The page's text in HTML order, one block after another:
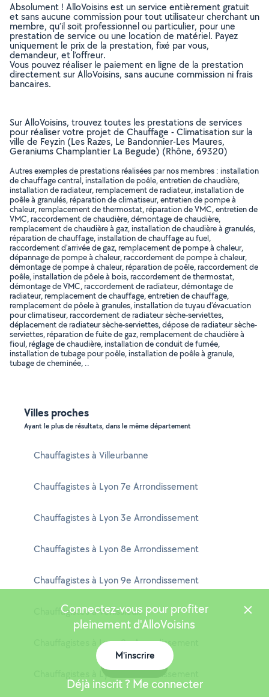
Absolument ! AlloVoisins est un service entièrement gratuit
et sans aucune commission pour tout utilisateur cherchant un
membre, qu’il soit professionnel ou particulier, pour une
prestation de service ou une location de matériel. Payez
uniquement le prix de la prestation, fixé par vous,
demandeur, et l’offreur.
Vous pouvez réaliser le paiement en ligne de la prestation
directement sur AlloVoisins, sans aucune commission ni frais
bancaires.
Sur AlloVoisins, trouvez toutes les prestations de services
pour réaliser votre projet de Chauffage - Climatisation sur la
ville de Feyzin (Les Razes, Le Bandonnier-Les Maures,
Geraniums Champlantier La Begude) (Rhône, 69320)
Autres exemples de prestations réalisées par nos membres : installation
de chauffage central, installation de poêle, entretien de chaudière,
installation de radiateur, remplacement de radiateur, installation de
poêle à granulés, réparation de climatiseur, entretien de pompe à
chaleur, remplacement de thermostat, réparation de VMC, entretien de
VMC, raccordement de chaudière, démontage de chaudière,
remplacement de chaudière à gaz, installation de chaudière à granulés,
réparation de chauffage, installation de chauffage au fuel,
raccordement d'arrivée de gaz, remplacement de pompe à chaleur,
dépannage de pompe à chaleur, raccordement de pompe à chaleur,
démontage de pompe à chaleur, réparation de poêle, raccordement de
poêle, installation de pôele à bois, raccordement de thermostat,
démontage de VMC, raccordement de radiateur, démontage de
radiateur, remplacement de chauffage, entretien de chauffage,
remplacement de pôele à granules, installation de tuyau d'évacuation
pour climatiseur, raccordement de radiateur sèche-serviettes,
déplacement de radiateur sèche-serviettes, dépose de radiateur sèche-
serviettes, réparation de fuite de gaz, remplacement de chaudière à
fioul, réglage de chaudière, installation de conduit de fumée,
installation de tubage pour poêle, installation de poêle à granule,
tubage de cheminée, ..
Villes proches
Ayant le plus de résultats, dans le même département
Chauffagistes à Villeurbanne
Chauffagistes à Lyon 7e Arrondissement
Chauffagistes à Lyon 3e Arrondissement
Chauffagistes à Lyon 8e Arrondissement
Chauffagistes à Lyon 9e Arrondissement
Chauffagistes à Vénissieux
Chauffagistes à Lyon 2e Arrondissement
Chauffagistes à Lyon 6e Arrondissement
Connectez-vous pour profiter
pleinement d'AlloVoisins
M'inscrire
Déjà inscrit ? Me connecter